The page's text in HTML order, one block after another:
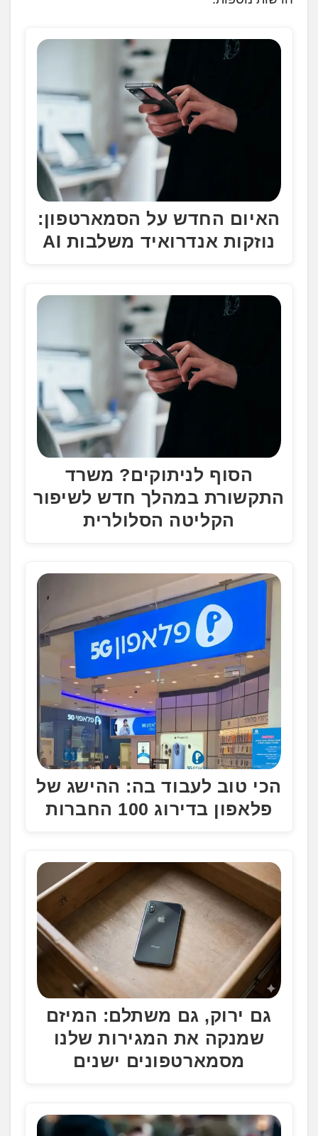
.
האיום החדש על הסמארטפון:
נוזקות אנדרואיד משלבות AI
הסוף לניתוקים? משרד
התקשורת במהלך חדש לשיפור
הקליטה הסלולרית
הכי טוב לעבוד בה: ההישג של
פלאפון בדירוג 100 החברות
גם ירוק, גם משתלם: המיזם
שמנקה את המגירות שלנו
מסמארטפונים ישנים